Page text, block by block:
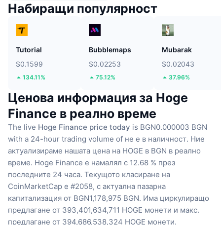
Набиращи популярност
Tutorial
$0.1599
134.11%
Bubblemaps
$0.02253
75.12%
Mubarak
$0.02043
37.96%
Ценова информация за Hoge
Finance в реално време
The live Hoge Finance price today is BGN0.000003 BGN
with a 24-hour trading volume of не е в наличност. Ние
актуализираме нашата цена на HOGE в BGN в реално
време. Hoge Finance е намалял с 12.68 % през
последните 24 часа. Текущото класиране на
CoinMarketCap е #2058, с актуална пазарна
капитализация от BGN1,178,975 BGN. Има циркулиращо
предлагане от 393,401,634,711 HOGE монети и макс.
предлагане от 394,686,538,324 HOGE монети.